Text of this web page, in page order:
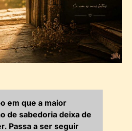
em que a maior
de sabedoria deixa de
Passa a ser seguir